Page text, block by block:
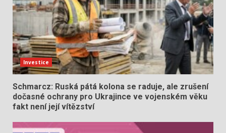
Investice
Schmarcz: Ruská pátá kolona se raduje, ale zrušení
dočasné ochrany pro Ukrajince ve vojenském věku
fakt není její vítězství